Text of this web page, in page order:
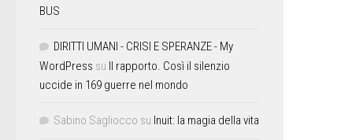
BUS
DIRITTI UMANI - CRISI E SPERANZE - My
WordPress su Il rapporto. Così il silenzio
uccide in 169 guerre nel mondo
Sabino Sagliocco su Inuit: la magia della vita